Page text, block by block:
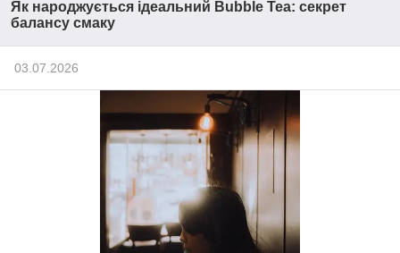
Як народжується ідеальний Bubble Tea: секрет
балансу смаку
03.07.2026